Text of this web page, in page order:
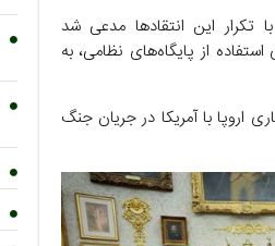
تکرار این انتقادها مدعی شد
از پایگاه‌های نظامی، به
اروپا با آمریکا در جریان جنگ